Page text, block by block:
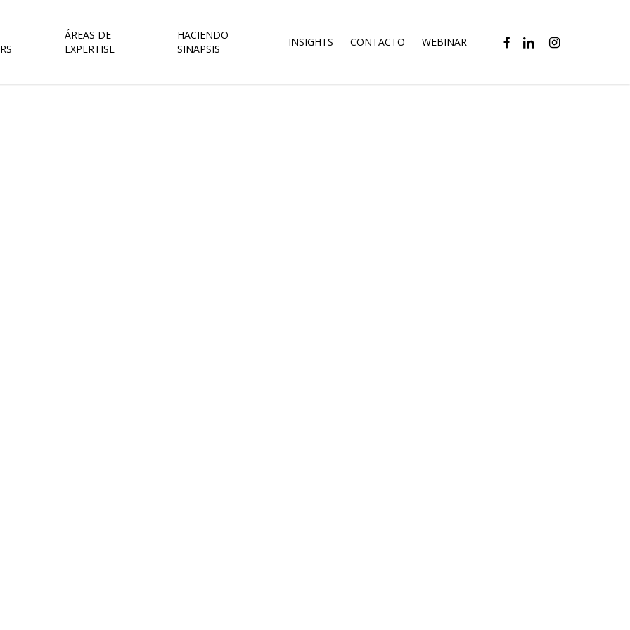
ÁREAS DE
EXPERTISE
HACIENDO
SINAPSIS
INSIGHTS CONTACTO WEBINAR FACEBOOKLINKEDININSTAGRAM